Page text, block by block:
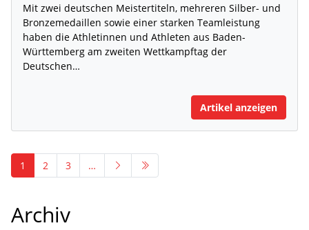
Mit zwei deutschen Meistertiteln, mehreren Silber- und
Bronzemedaillen sowie einer starken Teamleistung
haben die Athletinnen und Athleten aus Baden-
Württemberg am zweiten Wettkampftag der
Deutschen…
Artikel anzeigen
1 2 3 …
Archiv